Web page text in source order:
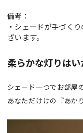
備考：
・シェードが手づく
ざいます。
柔らかな灯りはい
シェード一つでお部屋
あなただけけの『あか